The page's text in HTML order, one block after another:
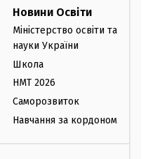
Новини Освіти
Міністерство освіти та
науки України
Школа
НМТ 2026
Саморозвиток
Навчання за кордоном